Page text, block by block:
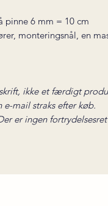
pinne 6 mm = 10 cm
monteringsnål, en
ikke et færdigt
mail straks efter køb.
er ingen